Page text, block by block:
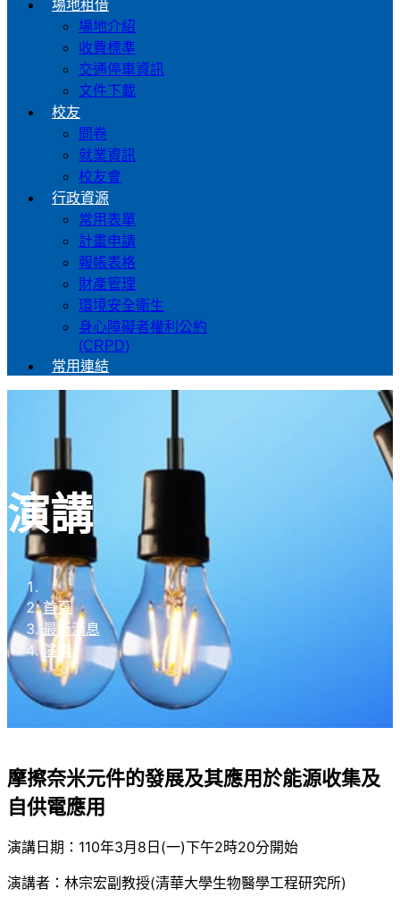
場地租借
場地介紹
收費標準
交通停車資訊
文件下載
校友
問卷
就業資訊
校友會
行政資源
常用表單
計畫申請
報帳表格
財產管理
環境安全衛生
身心障礙者權利公約
(CRPD)
常用連結
演講
首頁
最新消息
演講
摩擦奈米元件的發展及其應用於能源收集及
自供電應用
演講日期：110年3月8日(一)下午2時20分開始
演講者：林宗宏副教授(清華大學生物醫學工程研究所)